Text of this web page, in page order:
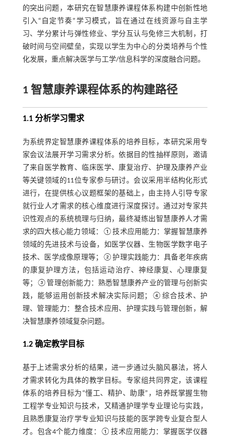
的突出问题，本研究在智慧康养课程体系构建中创新性地
引入“自定节奏”学习模式，旨在通过在线资源与自主学
习、学分累计与弹性修业、学分互认与免修三大机制，打
破时间与空间壁垒，实现以学生为中心的分类培养与个性
化发展，重点解决医学与工学/信息科学的深度融合问题。
1 智慧康养课程体系的构建路径
1.1 分析学习需求
为系统界定智慧康养课程体系的培养目标，本研究采用专
家会议法展开学习需求分析。依据目的性抽样原则，邀请
了来自医学教育、临床医学、康复治疗、护理及康养产业
等关键领域的11位专家参与研讨。会议采用半结构化形式
进行，在提供核心议题框架的基础上，由主持人引导专家
就行业人才需求的核心维度进行深度探讨。通过对专家共
识性观点的系统梳理与归纳，最终凝练出智慧康养人才需
求的四大核心能力领域：①技术应用能力：掌握智慧康养
领域的先进技术与设备，如医学仪器、生物医学数字电子
技术、医学成像原理等；②护理实践能力：具备老年疾病
的康复护理方法，包括运动治疗、神经康复、心理康复
等；③管理创新能力：熟悉智慧康养产业的管理与创新实
践，能够运用创新技术解决实际问题；④综合技术、护
理、管理能力：整合技术应用、护理实践与管理创新，解
决智慧康养领域复杂问题。
1.2 确定教学目标
基于上述需求分析的结果，进一步通过头脑风暴法，将人
才需求转化为具体的教学目标。专家组共同界定，该课程
体系的培养目标为“懂工、精护、助康”，培养既掌握生物
工程学专业知识与技术，又精通护理学专业理论与实践，
且熟悉康复治疗学专业知识与技能的医学跨专业复合型人
才。包含4个能力维度：①技术应用能力：掌握医学仪器